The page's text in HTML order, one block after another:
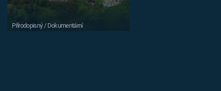
Přírodopisný / Dokumentární